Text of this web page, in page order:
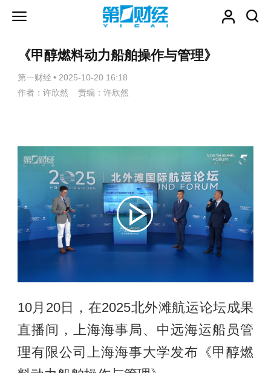
《甲醇燃料动力船舶操作与管理》
第一财经 • 2025-10-20 16:18
作者：许欣然 责编：许欣然
10月20日，在2025北外滩航运论坛成果
直播间，上海海事局、中远海运船员管
理有限公司上海海事大学发布《甲醇燃